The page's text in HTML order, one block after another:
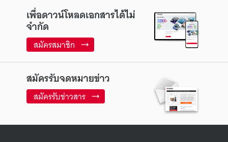
เพื่อดาวน์โหลดเอกสารได้ไม่
จำกัด
สมัครสมาชิก
สมัครรับจดหมายข่าว
สมัครรับข่าวสาร